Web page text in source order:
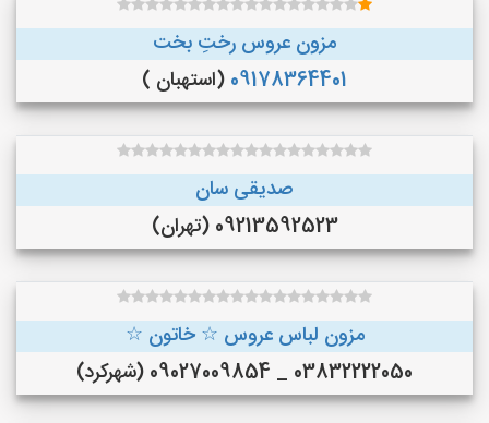
مزون عروس رختِ بخت
09178364401 (استهبان )
صدیقی سان
09213592523 (تهران)
مزون لباس عروس ☆ خاتون ☆
03832222050 _ 09027009854 (شهرکرد)